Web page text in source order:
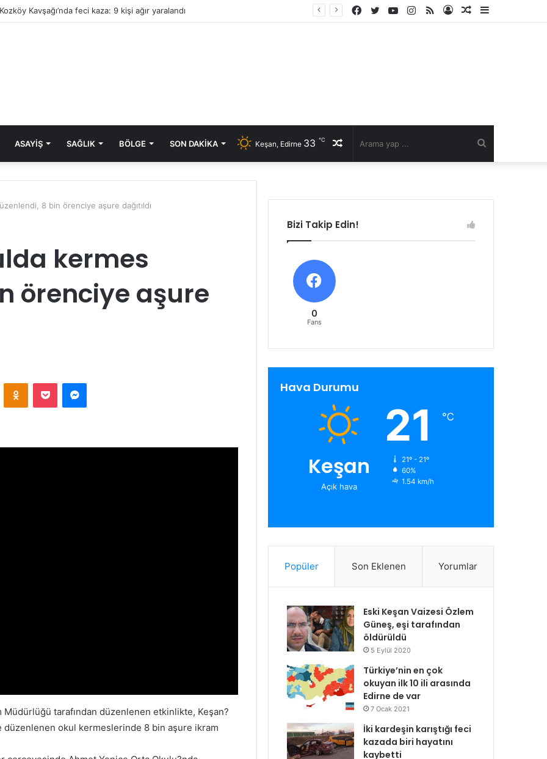
Kavşağı’nda feci kaza: 9 kişi ağır yaralandı
Kenar
Rastgele
Kayıt
RSS
Instagram
YouTube
Twitter
Facebook
ASAYIŞ SAĞLIK BÖLGE SON DAKIKA Rastgele
Keşan, Edirne 33 ℃
8 bin örenciye aşure dağıtıldı
kermes
örenciye aşure
Odnoklassniki
Pocket Messenger
tarafından düzenlenen etkinlikte, Keşan?
okul kermeslerinde 8 bin aşure ikram
Bizi Takip Edin!
0
Fans
Hava Durumu
Keşan
Açık hava
21 ℃
21º - 21º
60%
1.54 km/h
Popüler Son Eklenen Yorumlar
Eski Keşan Vaizesi Özlem
Güneş, eşi tarafından
öldürüldü
5 Eylül 2020
Türkiye’nin en çok
okuyan ilk 10 ili arasında
Edirne de var
7 Ocak 2021
İki kardeşin karıştığı feci
kazada biri hayatını
kaybetti